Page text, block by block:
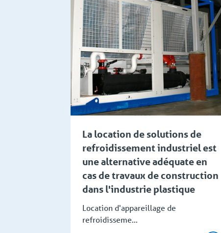
La location de solutions de
refroidissement industriel est
une alternative adéquate en
cas de travaux de construction
dans l'industrie plastique
Location d'appareillage de
refroidisseme...